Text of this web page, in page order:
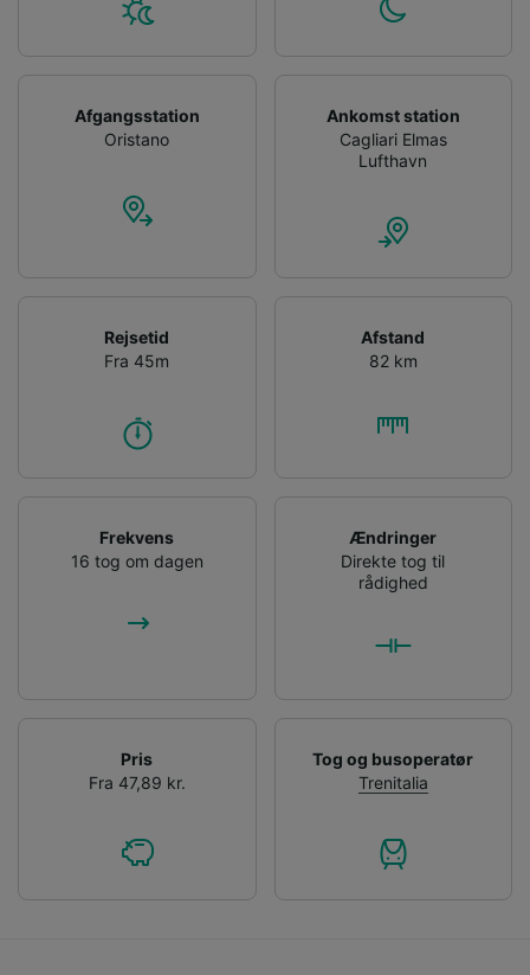
Afgangsstation
Oristano
Ankomst station
Cagliari Elmas
Lufthavn
Rejsetid
Fra 45m
Afstand
82 km
Frekvens
16 tog om dagen
Ændringer
Direkte tog til
rådighed
Pris
Fra 47,89 kr.
Tog og busoperatør
Trenitalia